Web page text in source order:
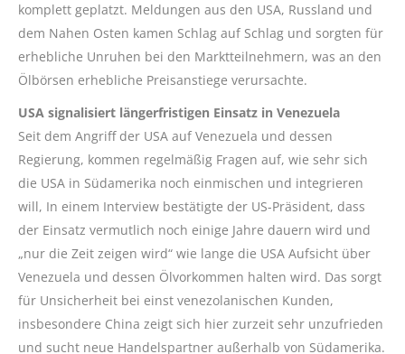
komplett geplatzt. Meldungen aus den USA, Russland und
dem Nahen Osten kamen Schlag auf Schlag und sorgten für
erhebliche Unruhen bei den Marktteilnehmern, was an den
Ölbörsen erhebliche Preisanstiege verursachte.
USA signalisiert längerfristigen Einsatz in Venezuela
Seit dem Angriff der USA auf Venezuela und dessen
Regierung, kommen regelmäßig Fragen auf, wie sehr sich
die USA in Südamerika noch einmischen und integrieren
will, In einem Interview bestätigte der US-Präsident, dass
der Einsatz vermutlich noch einige Jahre dauern wird und
„nur die Zeit zeigen wird“ wie lange die USA Aufsicht über
Venezuela und dessen Ölvorkommen halten wird. Das sorgt
für Unsicherheit bei einst venezolanischen Kunden,
insbesondere China zeigt sich hier zurzeit sehr unzufrieden
und sucht neue Handelspartner außerhalb von Südamerika.